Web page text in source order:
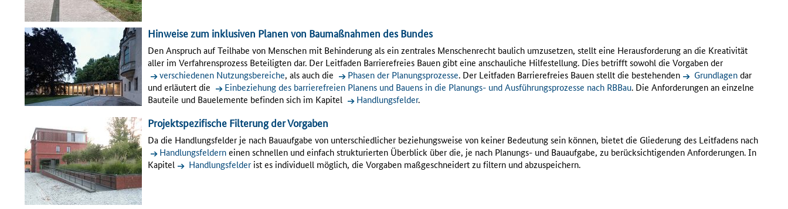
Hinweise zum inklusiven Planen von Baumaßnahmen des Bundes
Den Anspruch auf Teilhabe von Menschen mit Behinderung als ein zentrales Menschenrecht baulich umzusetzen, stellt eine Herausforderung an die Kreativität
aller im Verfahrensprozess Beteiligten dar. Der Leitfaden Barrierefreies Bauen gibt eine anschauliche Hilfestellung. Dies betrifft sowohl die Vorgaben der
verschiedenen Nutzungsbereiche, als auch die Phasen der Planungsprozesse. Der Leitfaden Barrierefreies Bauen stellt die bestehenden Grundlagendar
und erläutert die
Einbeziehung des barrierefreien Planens und Bauens in die Planungs- und Ausführungsprozesse nach RBBau. Die Anforderungen an einzelne
Bauteile und Bauelemente befinden sich im Kapitel
Handlungsfelder.
Projektspezifische Filterung der Vorgaben
Da die Handlungsfelder je nach Bauaufgabe von unterschiedlicher beziehungsweise von keiner Bedeutung sein können, bietet die Gliederung des Leitfadens nach
Handlungsfelderneinen schnellen und einfach strukturierten Überblick über die, je nach Planungs- und Bauaufgabe, zu berücksichtigenden Anforderungen. In
Kapitel
Handlungsfelder ist es individuell möglich, die Vorgaben maßgeschneidert zu filtern und abzuspeichern.